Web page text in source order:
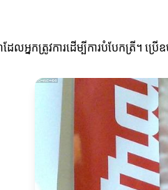
អ្នកត្រូវការដើម្បីការបំបែកត្រី។